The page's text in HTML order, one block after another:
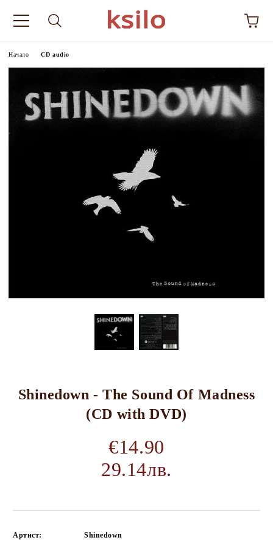
Начало CD audio
Shinedown - The Sound Of Madness
(CD with DVD)
€14.90
29.14лв.
Артист:
Shinedown